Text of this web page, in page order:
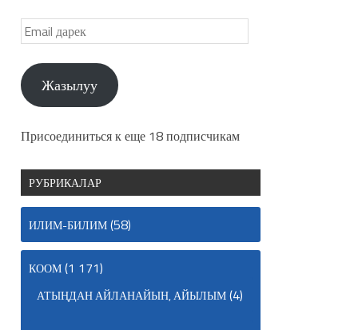
Жазылуу
Присоединиться к еще 18 подписчикам
РУБРИКАЛАР
ИЛИМ-БИЛИМ(58)
КООМ(1 171)
АТЫҢДАН АЙЛАНАЙЫН, АЙЫЛЫМ(4)